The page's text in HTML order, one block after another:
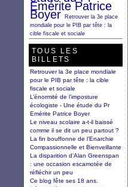
Emérite Patrice
BoyerRetrouver la 3e place
mondiale pour le PIB par tête : la
cible fiscale et sociale
TOUS LES
BILLETS
Retrouver la 3e place mondiale
pour le PIB par tête : la cible
fiscale et sociale
L’énormité de l’imposture
écologiste - Une étude du Pr
Emérite Patrice Boyer
Le niveau scolaire a-t-il baissé
comme il se dit un peu partout ?
La fin bouffonne de l’Enarchie
Compassionnelle et Bienveillante
La disparition d’Alan Greenspan
: une occasion escamotée de
réfléchir un peu
Ce blog fête ses 18 ans.